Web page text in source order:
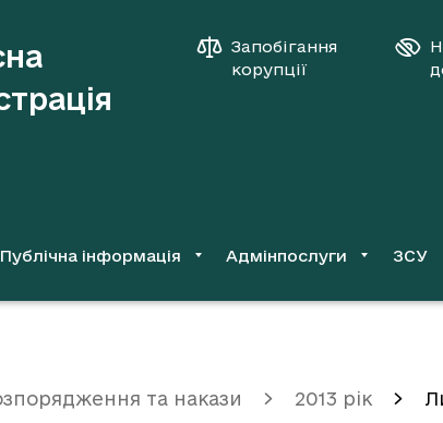
Запобігання
корупції
Публічна інформація Адмінпослуги ЗСУ
та накази 2013 рік